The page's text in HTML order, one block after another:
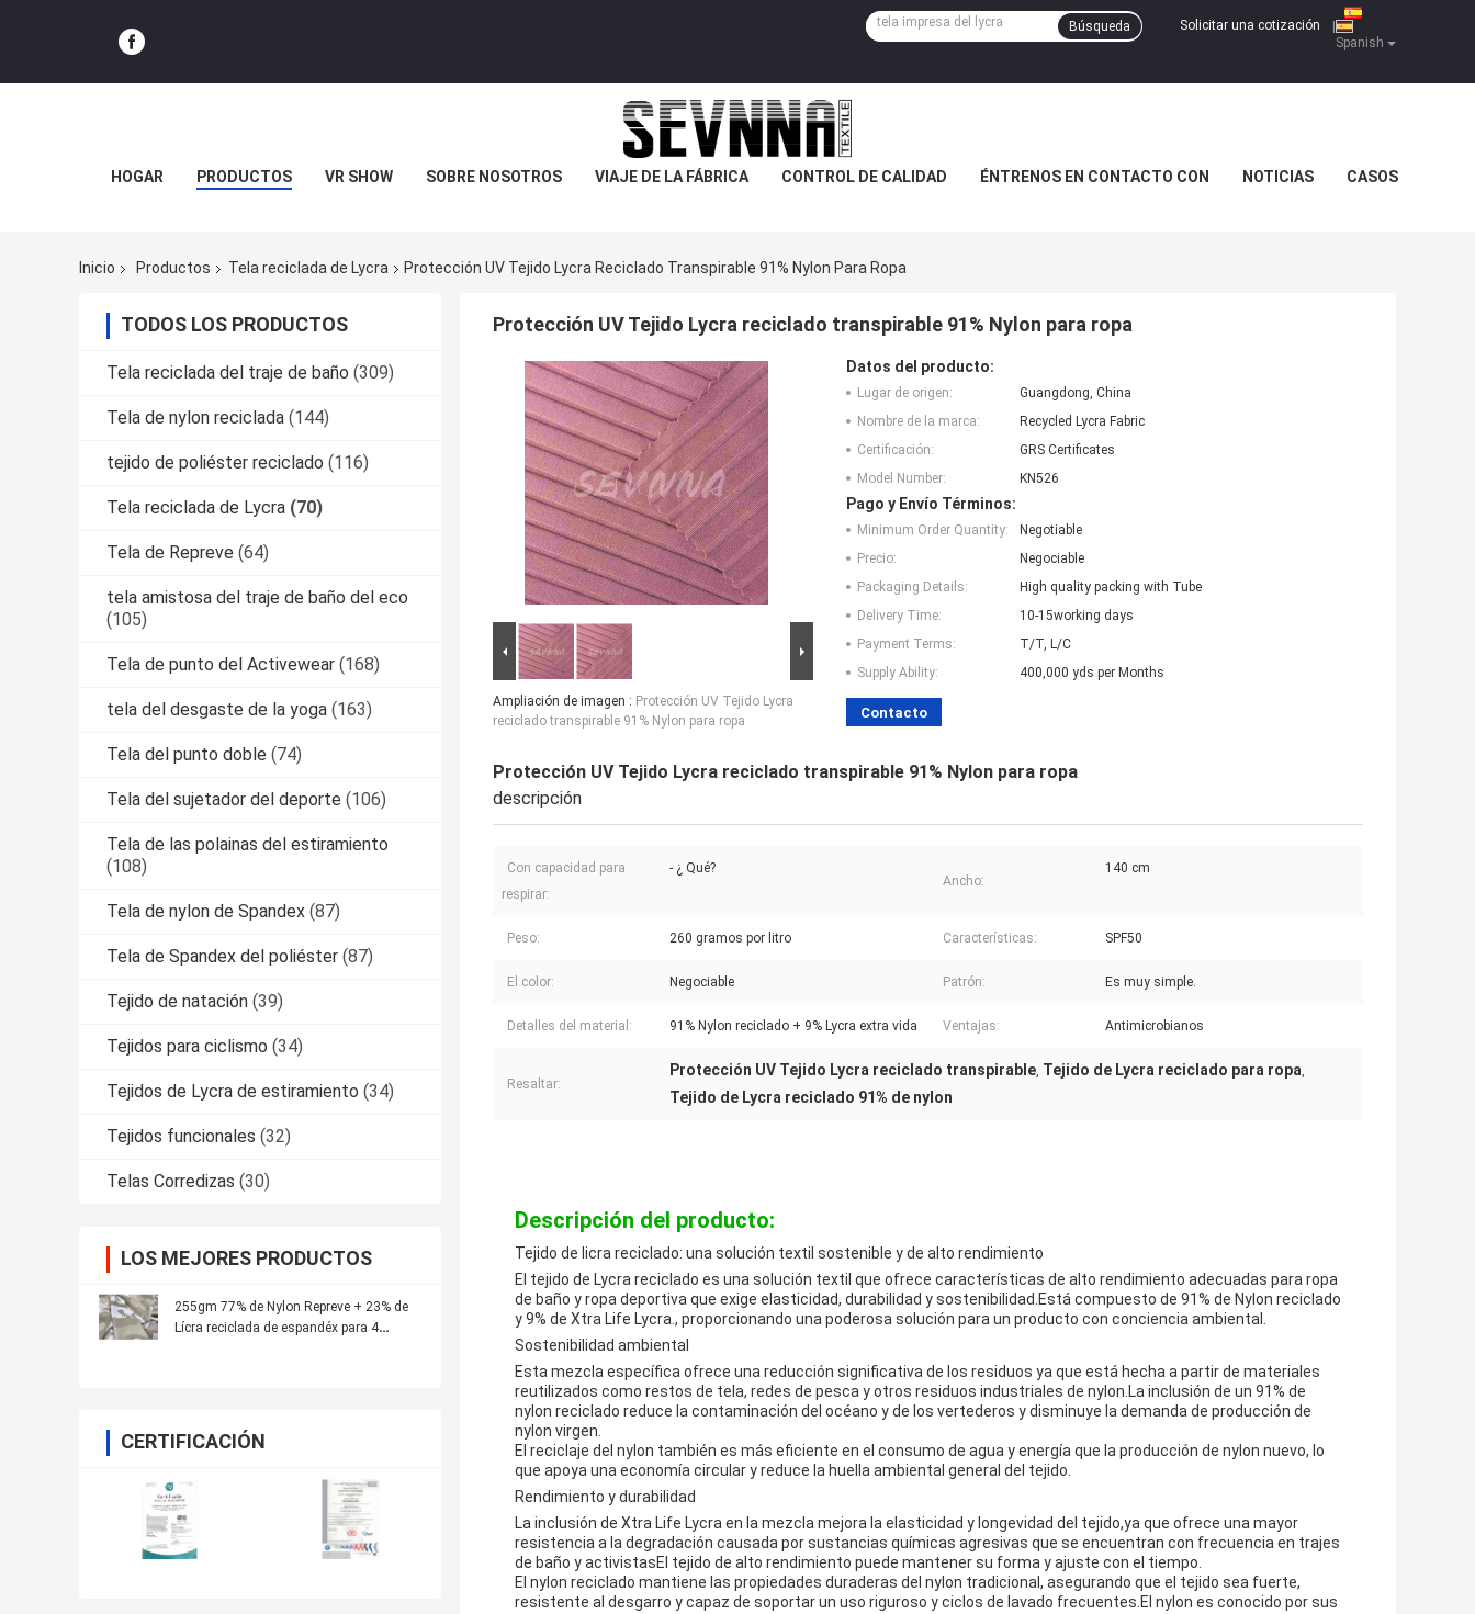
Spanish
Solicitar una cotización
Búsqueda
HOGAR PRODUCTOS VR SHOW SOBRE NOSOTROS VIAJE DE LA FÁBRICA CONTROL DE CALIDAD ÉNTRENOS EN CONTACTO CON NOTICIAS CASOS
Inicio Productos Tela reciclada de Lycra Protección UV Tejido Lycra Reciclado Transpirable 91% Nylon Para Ropa
TODOS LOS PRODUCTOS
Tela reciclada del traje de baño (309)
Tela de nylon reciclada (144)
tejido de poliéster reciclado (116)
Tela reciclada de Lycra (70)
Tela de Repreve (64)
tela amistosa del traje de baño del eco
(105)
Tela de punto del Activewear (168)
tela del desgaste de la yoga (163)
Tela del punto doble (74)
Tela del sujetador del deporte (106)
Tela de las polainas del estiramiento
(108)
Tela de nylon de Spandex (87)
Tela de Spandex del poliéster (87)
Tejido de natación (39)
Tejidos para ciclismo (34)
Tejidos de Lycra de estiramiento (34)
Tejidos funcionales (32)
Telas Corredizas (30)
LOS MEJORES PRODUCTOS
255gm 77% de Nylon Repreve + 23% de
Lícra reciclada de espandéx para 4
CERTIFICACIÓN
Protección UV Tejido Lycra reciclado transpirable 91% Nylon para ropa
Ampliación de imagen : Protección UV Tejido Lycra
reciclado transpirable 91% Nylon para ropa
Datos del producto:
Lugar de origen:
Guangdong, China
Nombre de la marca:
Recycled Lycra Fabric
Certificación:
GRS Certificates
Model Number:
KN526
Pago y Envío Términos:
Minimum Order Quantity:
Negotiable
Precio:
Negociable
Packaging Details:
High quality packing with Tube
Delivery Time:
10-15working days
Payment Terms:
T/T, L/C
Supply Ability:
400,000 yds per Months
Contacto
Protección UV Tejido Lycra reciclado transpirable 91% Nylon para ropa
descripción
Con capacidad para
respirar:
- ¿ Qué?
Ancho:
140 cm
Peso: 260 gramos por litro Características: SPF50
El color: Negociable Patrón: Es muy simple.
Detalles del material: 91% Nylon reciclado + 9% Lycra extra vida Ventajas: Antimicrobianos
Resaltar:
Protección UV Tejido Lycra reciclado transpirable, Tejido de Lycra reciclado para ropa,
Tejido de Lycra reciclado 91% de nylon
Descripción del producto:
Tejido de licra reciclado: una solución textil sostenible y de alto rendimiento
El tejido de Lycra reciclado es una solución textil que ofrece características de alto rendimiento adecuadas para ropa
de baño y ropa deportiva que exige elasticidad, durabilidad y sostenibilidad.Está compuesto de 91% de Nylon reciclado
y 9% de Xtra Life Lycra., proporcionando una poderosa solución para un producto con conciencia ambiental.
Sostenibilidad ambiental
Esta mezcla específica ofrece una reducción significativa de los residuos ya que está hecha a partir de materiales
reutilizados como restos de tela, redes de pesca y otros residuos industriales de nylon.La inclusión de un 91% de
nylon reciclado reduce la contaminación del océano y de los vertederos y disminuye la demanda de producción de
nylon virgen.
El reciclaje del nylon también es más eficiente en el consumo de agua y energía que la producción de nylon nuevo, lo
que apoya una economía circular y reduce la huella ambiental general del tejido.
Rendimiento y durabilidad
La inclusión de Xtra Life Lycra en la mezcla mejora la elasticidad y longevidad del tejido,ya que ofrece una mayor
resistencia a la degradación causada por sustancias químicas agresivas que se encuentran con frecuencia en trajes
de baño y activistasEl tejido de alto rendimiento puede mantener su forma y ajuste con el tiempo.
El nylon reciclado mantiene las propiedades duraderas del nylon tradicional, asegurando que el tejido sea fuerte,
resistente al desgarro y capaz de soportar un uso riguroso y ciclos de lavado frecuentes.El nylon es conocido por sus